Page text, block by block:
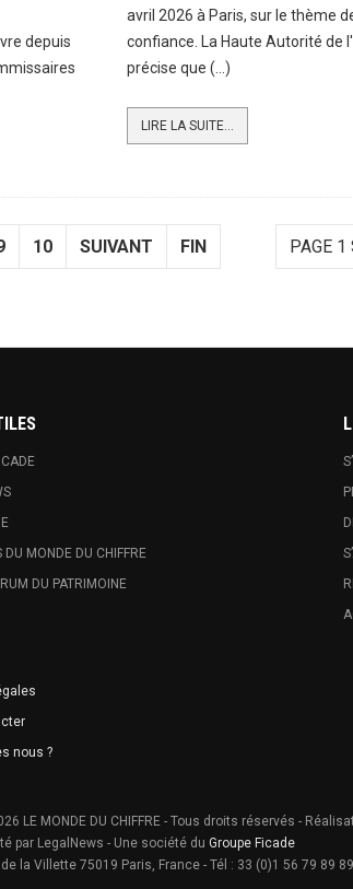
depuis
avril 2026 à Paris, sur le thème
confiance. La Haute Autorité de
précise que (...)
LIRE LA SUITE...
PAGE 1
10 SUIVANT FIN
DU MONDE DU CHIFFRE
DU PATRIMOINE
nous ?
LE MONDE DU CHIFFRE - Tous droits réservés -
par LegalNews - Une société duGroupe Ficade
la Villette 75019 Paris, France - Tél : 33 (0)1 56 79 89